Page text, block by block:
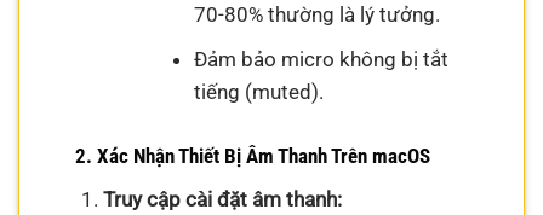
70-80% thường là lý tưởng.
Đảm bảo micro không bị tắt
tiếng (muted).
2. Xác Nhận Thiết Bị Âm Thanh Trên macOS
Truy cập cài đặt âm thanh: